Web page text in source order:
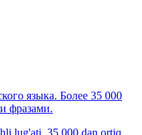
языка. Более 35 000
фразами.
lug'ati. 35 000 dan ortiq